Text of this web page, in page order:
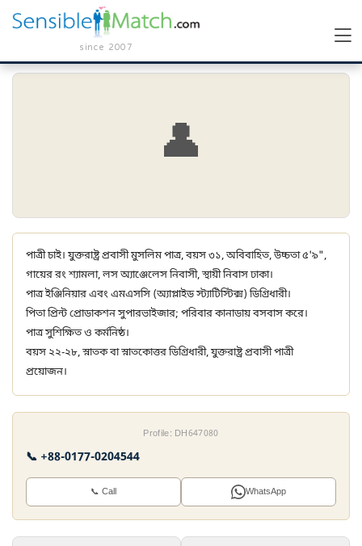
since 2007
👤
পাত্রী চাই। যুক্তরাষ্ট্র প্রবাসী মুসলিম পাত্র, বয়স ৩১, অবিবাহিত, উচ্চতা ৫'৯",
গায়ের রং শ্যামলা, লস অ্যাঞ্জেলেস নিবাসী, স্থায়ী নিবাস ঢাকা।
পাত্র ইঞ্জিনিয়ার এবং এমএসসি (অ্যাপ্লাইড স্ট্যাটিস্টিক্স) ডিগ্রিধারী।
পিতা প্রিন্ট প্রোডাকশন সুপারভাইজার; পরিবার কানাডায় বসবাস করে।
পাত্র সুশিক্ষিত ও কর্মনিষ্ঠ।
বয়স ২২-২৮, স্নাতক বা স্নাতকোত্তর ডিগ্রিধারী, যুক্তরাষ্ট্র প্রবাসী পাত্রী
প্রয়োজন।
Profile: DH647080
📞 +88-0177-0204544
📞 Call WhatsApp